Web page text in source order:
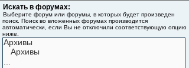
Искать в форумах:
Выберите форум или форумы, в которых будет произведен
поиск. Поиск во вложенных форумах производится
автоматически, если Вы не отключили соответствующую опцию
ниже.